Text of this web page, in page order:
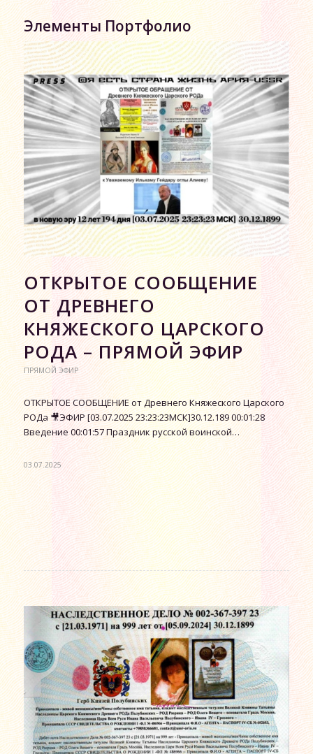
Элементы Портфолио
ОТКРЫТОЕ СООБЩЕНИЕ
ОТ ДРЕВНЕГО
КНЯЖЕСКОГО ЦАРСКОГО
РОДА – ПРЯМОЙ ЭФИР
ПРЯМОЙ ЭФИР
ОТКРЫТОЕ СООБЩЕНИЕ от Древнего Княжеского Царского
РОДа 🎥ЭФИР [03.07.2025 23:23:23МСК]30.12.189 00:01:28
Введение 00:01:57 Праздник русской воинской…
03.07.2025